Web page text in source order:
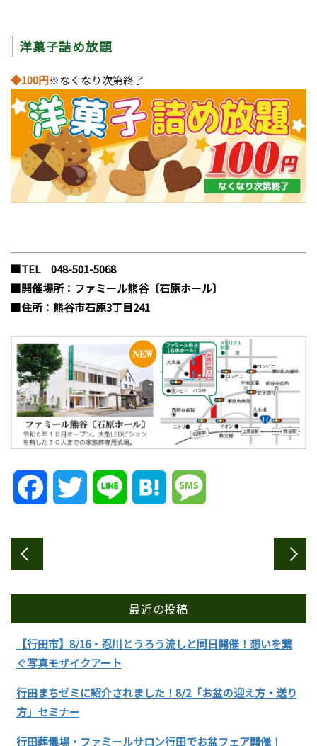
洋菓子詰め放題
◆100円※なくなり次第終了
■TEL 048-501-5068
■開催場所：ファミール熊谷〔石原ホール〕
■住所：熊谷市石原3丁目241
FacebookTwitter Line Hatena
最近の投稿
【行田市】8/16・忍川とうろう流しと同日開催！想いを繋
ぐ写真モザイクアート
行田まちゼミに紹介されました！8/2「お盆の迎え方・送り
方」セミナー
行田葬儀場・ファミールサロン行田でお盆フェア開催！